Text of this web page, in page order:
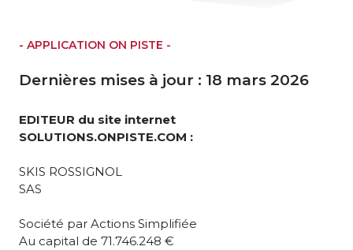
- APPLICATION ON PISTE -
Dernières mises à jour : 18 mars 2026
EDITEUR du site internet
SOLUTIONS.ONPISTE.COM :
SKIS ROSSIGNOL
SAS
Société par Actions Simplifiée
Au capital de 71.746.248 €